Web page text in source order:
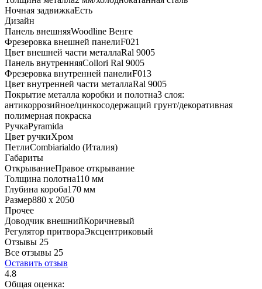
Ночная задвижкаЕсть
Дизайн
Панель внешняяWoodline Венге
Фрезеровка внешней панелиF021
Цвет внешней части металлаRal 9005
Панель внутренняяCollori Ral 9005
Фрезеровка внутренней панелиF013
Цвет внутренней части металлаRal 9005
Покрытие металла коробки и полотна3 слоя:
антикоррозийное/цинкосодержащий грунт/декоративная
полимерная покраска
РучкаPyramida
Цвет ручкиХром
ПетлиCombiarialdo (Италия)
Габариты
ОткрываниеПравое открывание
Толщина полотна110 мм
Глубина короба170 мм
Размер880 x 2050
Прочее
Доводчик внешнийКоричневый
Регулятор притвораЭксцентриковый
Отзывы 25
Все отзывы 25
Оставить отзыв
4.8
Общая оценка: